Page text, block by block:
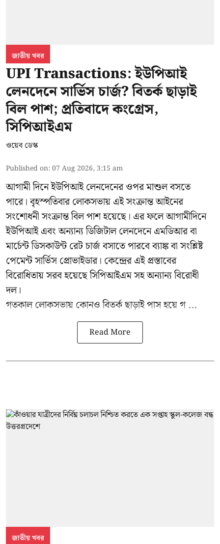
জাতীয় খবর
UPI Transactions: ইউপিআই
লেনদেনে সার্ভিস চার্জ? বিতর্ক ছাড়াই
বিল পাশ; প্রতিবাদে কংগ্রেস,
সিপিআইএম
ওয়েব ডেস্ক
Published on:07 Aug 2026, 3:15 am
আগামী দিনে ইউপিআই লেনদেনের ওপর মাশুল বসতে
পারে। বৃহস্পতিবার লোকসভায় এই সংক্রান্ত আইনের
সংশোধনী সংক্রান্ত বিল পাশ হয়েছে। এর ফলে আগামীদিনে
ইউপিআই এবং অন্যান্য ডিজিটাল লেনদেনে এমডিআর বা
মার্চেন্ট ডিসকাউন্ট রেট চার্জ বসাতে পারবে ব্যাঙ্ক বা সংশ্লিষ্ট
পেমেন্ট সার্ভিস প্রোভাইডার। কেন্দ্রের এই প্রস্তাবের
বিরোধিতায় সরব হয়েছে সিপিআইএম সহ অন্যান্য বিরোধী
দল।
গতকাল লোকসভায় কোনও বিতর্ক ছাড়াই পাস হয়ে গ ...
Read More
জাতীয় খবর